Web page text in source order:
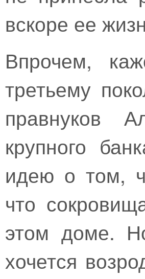
вскоре ее
Впрочем,
третьему
правнуков
крупного
идею о том,
что
этом доме.
хочется